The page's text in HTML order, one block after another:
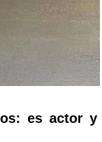
es actor y